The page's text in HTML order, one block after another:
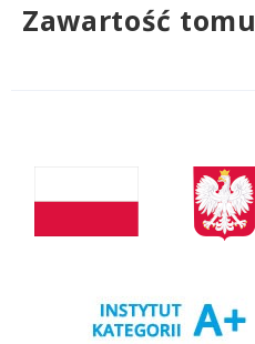
Zawartość tomu